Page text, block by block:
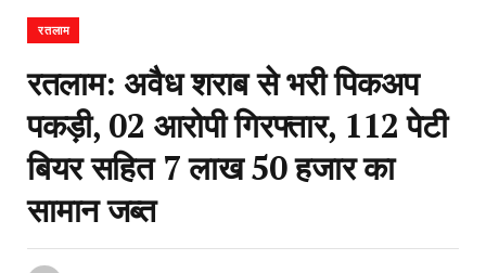
रतलाम
रतलाम: अवैध शराब से भरी पिकअप
पकड़ी, 02 आरोपी गिरफ्तार, 112 पेटी
बियर सहित 7 लाख 50 हजार का
सामान जब्त